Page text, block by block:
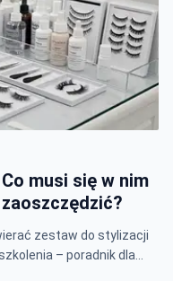
musi się w nim
zestaw do stylizacji
– poradnik dla